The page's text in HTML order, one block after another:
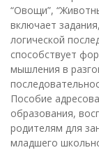
“Овощи”,
включает
логической
способствует
мышления в
Пособие
образования,
родителям для
младшего